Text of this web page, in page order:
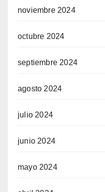
noviembre 2024
octubre 2024
septiembre 2024
agosto 2024
julio 2024
junio 2024
mayo 2024